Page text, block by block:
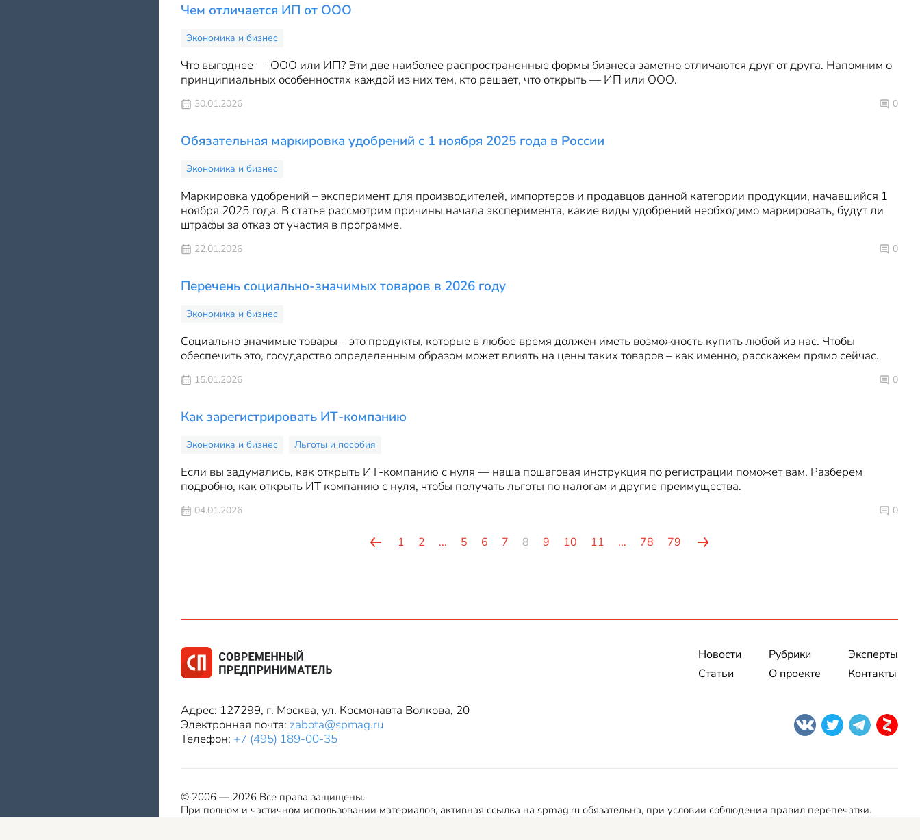
Чем отличается ИП от ООО
Экономика и бизнес
Что выгоднее — ООО или ИП? Эти две наиболее распространенные формы бизнеса заметно отличаются друг от друга. Напомним о
принципиальных особенностях каждой из них тем, кто решает, что открыть — ИП или ООО.
30.01.2026 0
Обязательная маркировка удобрений с 1 ноября 2025 года в России
Экономика и бизнес
Маркировка удобрений – эксперимент для производителей, импортеров и продавцов данной категории продукции, начавшийся 1
ноября 2025 года. В статье рассмотрим причины начала эксперимента, какие виды удобрений необходимо маркировать, будут ли
штрафы за отказ от участия в программе.
22.01.2026 0
Перечень социально-значимых товаров в 2026 году
Экономика и бизнес
Социально значимые товары – это продукты, которые в любое время должен иметь возможность купить любой из нас. Чтобы
обеспечить это, государство определенным образом может влиять на цены таких товаров – как именно, расскажем прямо сейчас.
15.01.2026 0
Как зарегистрировать ИТ-компанию
Экономика и бизнес Льготы и пособия
Если вы задумались, как открыть ИТ-компанию с нуля — наша пошаговая инструкция по регистрации поможет вам. Разберем
подробно, как открыть ИТ компанию с нуля, чтобы получать льготы по налогам и другие преимущества.
04.01.2026 0
1 2 ... 5 6 7 8 9 10 11 ... 78 79
Новости
Статьи
Рубрики
О проекте
Эксперты
Контакты
Адрес: 127299, г. Москва, ул. Космонавта Волкова, 20
Электронная почта: zabota@spmag.ru
Телефон: +7 (495) 189-00-35
© 2006 — 2026 Все права защищены.
При полном и частичном использовании материалов, активная ссылка на spmag.ru обязательна, при условии соблюдения правил перепечатки.